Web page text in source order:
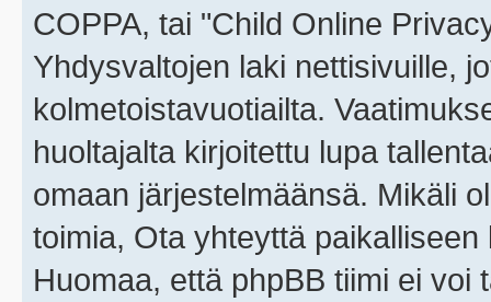
COPPA, tai "Child Online
Yhdysvaltojen laki nettisivuille,
kolmetoistavuotiailta.
huoltajalta kirjoitettu lupa
omaan järjestelmäänsä. Mikäli
toimia, Ota yhteyttä
Huomaa, että phpBB tiimi ei voi